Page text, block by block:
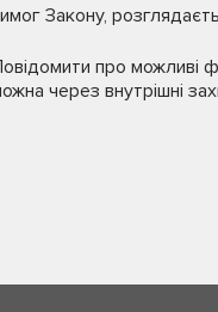
Закону,
про можливі
через внутрішні